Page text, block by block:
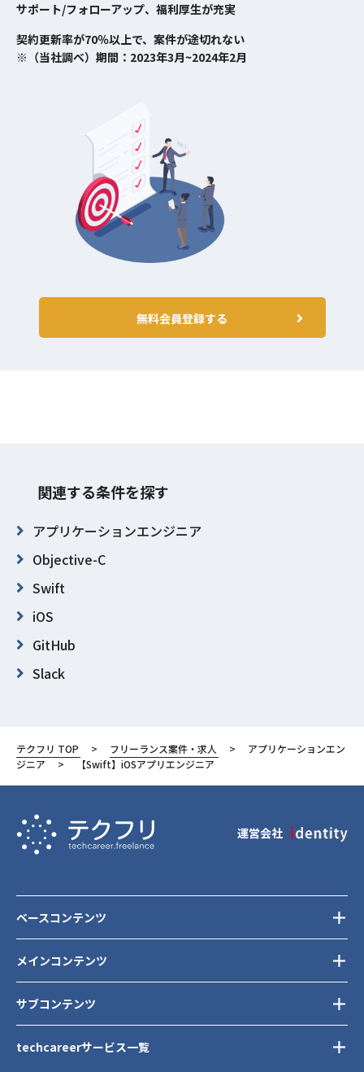
サポート/フォローアップ、福利厚生が充実
契約更新率が70％以上で、案件が途切れない
※（当社調べ）期間：2023年3月~2024年2月
無料会員登録する
関連する条件を探す
アプリケーションエンジニア
Objective-C
Swift
iOS
GitHub
Slack
テクフリ TOP フリーランス案件・求人
アプリケーションエン
ジニア
【Swift】iOSアプリエンジニア
運営会社
メインコンテンツ
サブコンテンツ
ベースコンテンツ
techcareerサービス一覧